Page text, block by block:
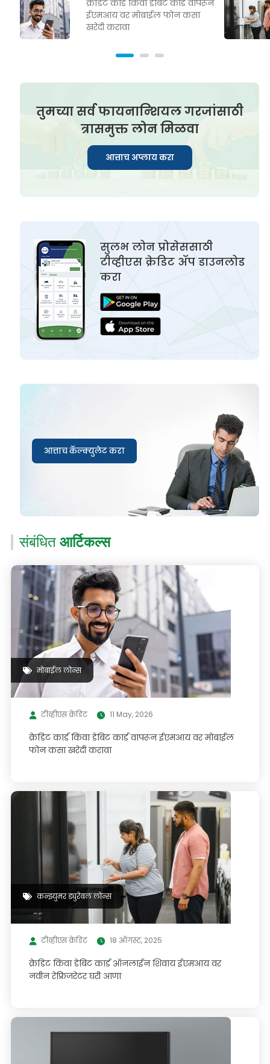
क्रेडिट कार्ड किंवा डेबिट कार्ड वापरून
ईएमआय वर मोबाईल फोन कसा
खरेदी करावा
तुमच्या सर्व फायनान्शियल गरजांसाठी
त्रासमुक्त लोन मिळवा
आत्ताच अप्लाय करा
सुलभ लोन प्रोसेससाठी
टीव्हीएस क्रेडिट ॲप डाउनलोड
करा
आत्ताच कॅल्क्युलेट करा
संबंधितआर्टिकल्स
मोबाईल लोन्स
टीव्हीएस क्रेडिट 11 May, 2026
क्रेडिट कार्ड किंवा डेबिट कार्ड वापरून ईएमआय वर मोबाईल
फोन कसा खरेदी करावा
कन्झ्युमर ड्युरेबल लोन्स
टीव्हीएस क्रेडिट 18 ऑगस्ट, 2025
क्रेडिट किंवा डेबिट कार्ड ऑनलाईन शिवाय ईएमआय वर
नवीन रेफ्रिजरेटर घरी आणा